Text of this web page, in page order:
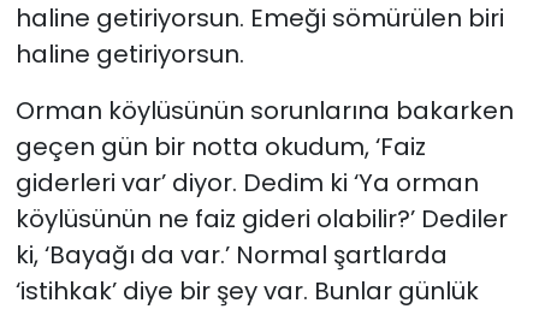
haline getiriyorsun. Emeği sömürülen biri
haline getiriyorsun.
Orman köylüsünün sorunlarına bakarken
geçen gün bir notta okudum, ‘Faiz
giderleri var’ diyor. Dedim ki ‘Ya orman
köylüsünün ne faiz gideri olabilir?’ Dediler
ki, ‘Bayağı da var.’ Normal şartlarda
‘istihkak’ diye bir şey var. Bunlar günlük